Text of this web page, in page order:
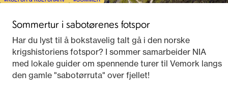
Sommertur i sabotørenes fotspor
Har du lyst til å bokstavelig talt gå i den norske
krigshistoriens fotspor? I sommer samarbeider NIA
med lokale guider om spennende turer til Vemork langs
den gamle "sabotørruta" over fjellet!